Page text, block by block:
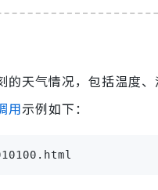
天气情况，包括温度
用示例如下：